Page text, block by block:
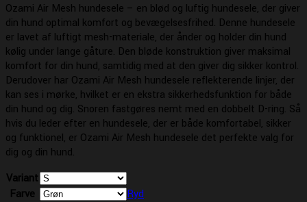
til
kr. 219,95
Ozami Air Mesh hundesele – en blød og luftig hundesele, der giver
din hund optimal komfort og bevægelsesfrihed. Denne hundesele
er lavet af luftigt mesh-materiale, der ånder og holder din hund
kølig under lange gåture. Den bløde konstruktion giver maksimal
komfort for din hund, samtidig med at den giver dig sikker kontrol.
Derudover har Ozami Air Mesh hundesele reflekterende linjer, der
kan ses i mørke, hvilket er en ekstra sikkerhedsfunktion for både
din hund og dig. Snoren fastgøres nemt med en dobbelt D-ring. Så
hvis du leder efter en hundesele, der er både komfortabel, sikker
og funktionel, er Ozami Air Mesh hundesele det perfekte valg for
dig og din hund.
Variant
Farve
Ryd